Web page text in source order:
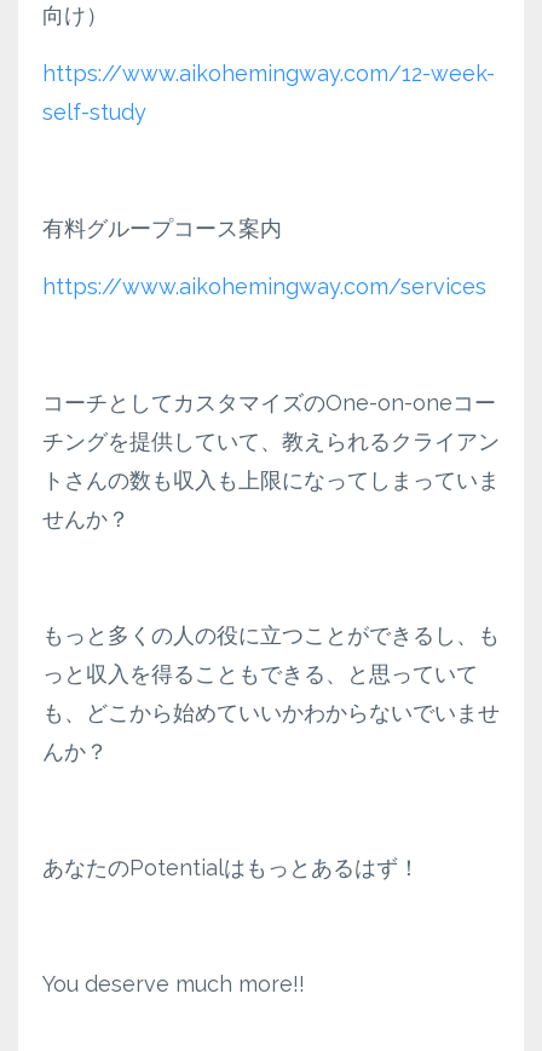
向け）
https://www.aikohemingway.com/12-week-
self-study
有料グループコース案内
https://www.aikohemingway.com/services
コーチとしてカスタマイズのOne-on-oneコー
チングを提供していて、教えられるクライアン
トさんの数も収入も上限になってしまっていま
せんか？
もっと多くの人の役に立つことができるし、も
っと収入を得ることもできる、と思っていて
も、どこから始めていいかわからないでいませ
んか？
あなたのPotentialはもっとあるはず！
You deserve much more!!